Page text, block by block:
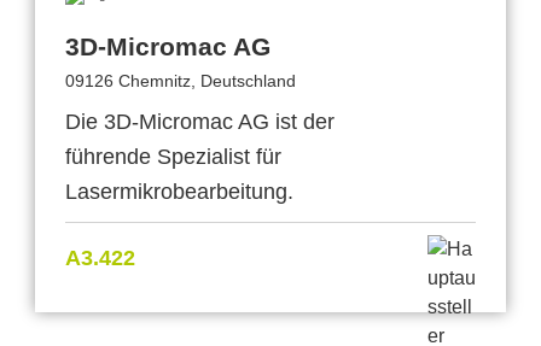
3D-Micromac AG
09126 Chemnitz, Deutschland
Die 3D-Micromac AG ist der
führende Spezialist für
Lasermikrobearbeitung.
A3.422